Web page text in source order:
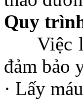
Quy
Việc
đảm bảo
· Lấy